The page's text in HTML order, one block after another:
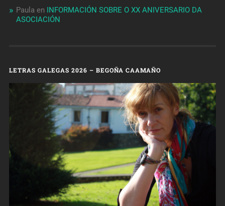
Paula en
INFORMACIÓN SOBRE O XX ANIVERSARIO DA
ASOCIACIÓN
LETRAS GALEGAS 2026 – BEGOÑA CAAMAÑO